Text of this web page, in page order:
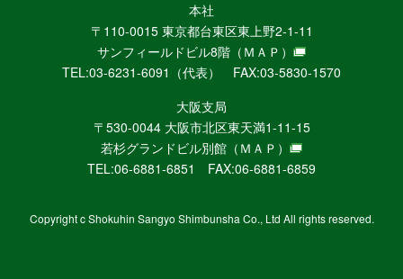
産
業
新
聞
社
ニ
ュ
ー
WEB
本社
〒110-0015 東京都台東区東上野2-1-11
サンフィールドビル8階 （ＭＡＰ）
TEL:03-6231-6091（代表） FAX:03-5830-1570
大阪支局
〒530-0044 大阪市北区東天満1-11-15
若杉グランドビル別館 （ＭＡＰ）
TEL:06-6881-6851 FAX:06-6881-6859
Copyright c Shokuhin Sangyo Shimbunsha Co., Ltd All rights reserved.